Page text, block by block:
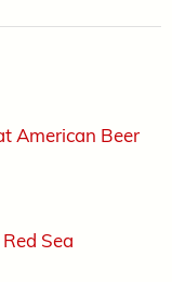
American Beer
Sea